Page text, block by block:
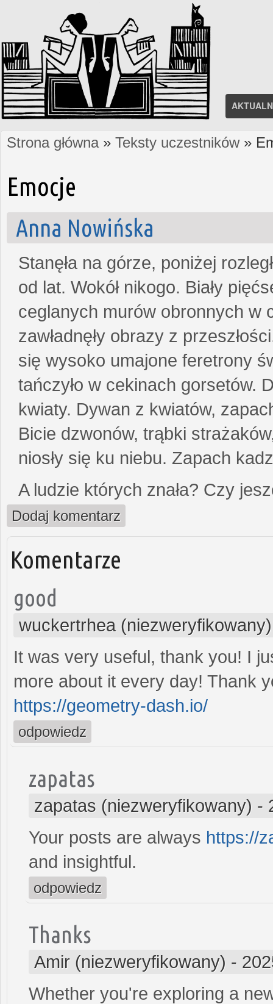
Jesteś tutaj
Strona główna» Teksty uczestników»
Emocje
Anna Nowińska
Stanęła na górze, poniżej
od lat. Wokół nikogo. Biały
ceglanych murów obronnych w
zawładnęły obrazy z
się wysoko umajone feretrony
tańczyło w cekinach gorsetów.
kwiaty. Dywan z kwiatów,
Bicie dzwonów, trąbki
niosły się ku niebu. Zapach
A ludzie których znała? Czy
Dodaj komentarz
Komentarze
good
wuckertrhea (niezweryfikowany)
It was very useful, thank you! I
more about it every day! Thank
https://geometry-dash.io/
odpowiedz
zapatas
zapatas (niezweryfikowany) -
Your posts are always https://
and insightful.
odpowiedz
Thanks
Amir (niezweryfikowany) -
Whether you're exploring a